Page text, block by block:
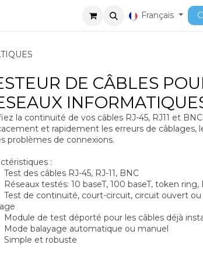
Recrutement Cours Français
DE CÂBLES
la continuité de vos câbles RJ-45, RJ11 et
et rapidement les erreurs de câblages,
problèmes de connexions.
:
Test des câbles RJ-45, RJ-11, BNC
Réseaux testés: 10 baseT, 100 baseT, token ring,
Test de continuité, court-circuit, circuit ouvert ou
Module de test déporté pour les câbles déjà
Mode balayage automatique ou manuel
Simple et robuste